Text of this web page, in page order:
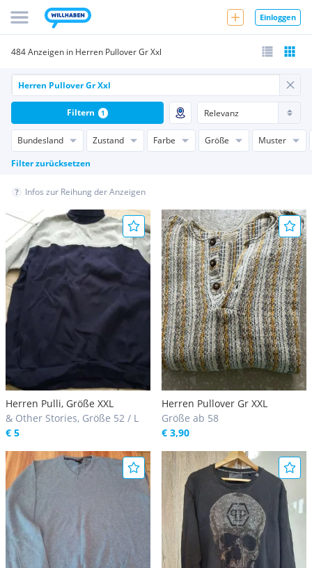
Einloggen
484 Anzeigen in Herren Pullover Gr Xxl
Bundesland Zustand Farbe Größe
Muster
Filter zurücksetzen
Filtern 1
Infos zur Reihung der Anzeigen
Herren Pulli, Größe XXL
& Other Stories, Größe 52 / L
€ 5
Herren Pullover Gr XXL
Größe ab 58
€ 3,90